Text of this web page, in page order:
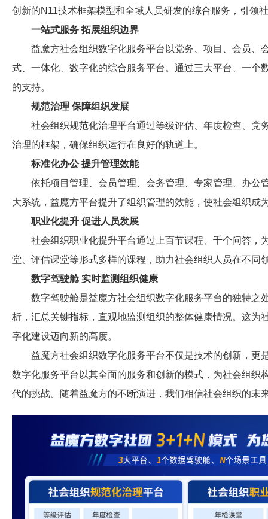
创新的N11技术框架模型和全域人员研发的综合服务，引领
一站式服务 拓展组织边界
益魔方社会组织数字化服务平台以党务、项目、会员、
式、一体化、数字化的综合服务平台。通过三大平台、一
的支持。
规范治理 保障组织发展
社会组织规范化治理平台通过等级评估、年度检查、党
治理的框架，确保组织运行在良好的轨道上。
标准化办公 提升管理效能
依托项目管理、会员管理、会务管理、专家管理、办公
大系统，益魔方平台提升了组织管理的效能，使社会组织成
职业化提升 促进人员发展
社会组织职业化提升平台通过上百节课程、千个问答，
堂、评估课堂等形式多样的课程，助力社会组织人员在不同
数字驾驶舱 实时监测组织健康
数字驾驶舱是益魔方社会组织数字化服务平台的独特之
析，汇总关键指标，直观地监测组织的整体健康情况。这
字化建设迈向新的高度。
益魔方社会组织数字化服务平台不仅是技术的创新，更
数字化服务平台以其全面的服务和创新的模式，为社会组
代的挑战。随着益魔方的不断演进，我们相信社会组织的未